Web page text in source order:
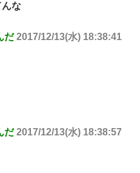
んな
だ 2017/12/13(水) 18:38:41
だ 2017/12/13(水) 18:38:57